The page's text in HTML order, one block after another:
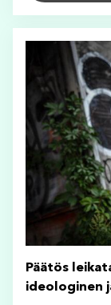
Päätös
ideologinen